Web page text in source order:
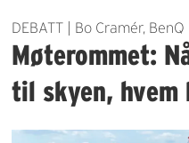
DEBATT | Bo Cramér, BenQ
Møterommet:
til skyen, hvem